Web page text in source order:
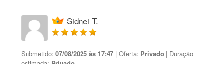
Sidnei T.
Submetido: 07/08/2025 às 17:47 | Oferta: Privado | Duração